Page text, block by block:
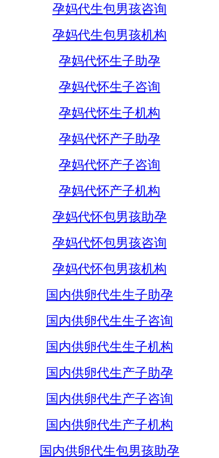
孕妈代生包男孩咨询
孕妈代生包男孩机构
孕妈代怀生子助孕
孕妈代怀生子咨询
孕妈代怀生子机构
孕妈代怀产子助孕
孕妈代怀产子咨询
孕妈代怀产子机构
孕妈代怀包男孩助孕
孕妈代怀包男孩咨询
孕妈代怀包男孩机构
国内供卵代生生子助孕
国内供卵代生生子咨询
国内供卵代生生子机构
国内供卵代生产子助孕
国内供卵代生产子咨询
国内供卵代生产子机构
国内供卵代生包男孩助孕